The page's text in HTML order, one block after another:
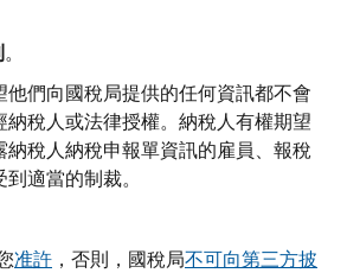
。
他們向國稅局提供的任何資訊都不會
納稅人或法律授權。納稅人有權期望
納稅人納稅申報單資訊的雇員、報稅
適當的制裁。
准許 ，否則，國稅局不可向第三方披